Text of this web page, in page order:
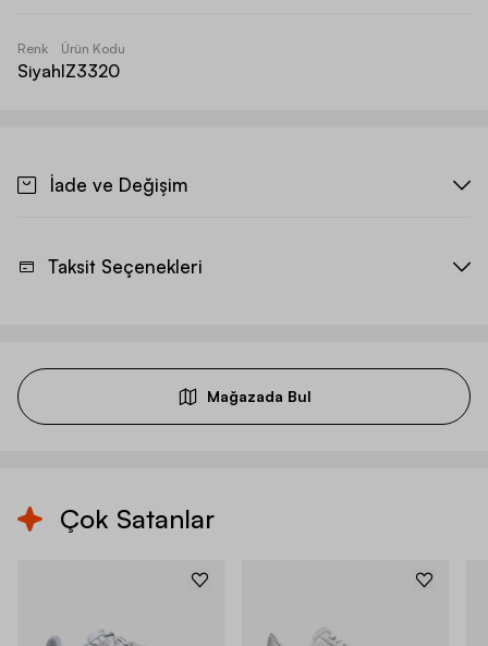
Renk
Siyah
Ürün Kodu
IZ3320
İade ve Değişim
Taksit Seçenekleri
Mağazada Bul
Çok Satanlar